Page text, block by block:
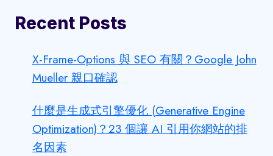
Recent Posts
X-Frame-Options 與 SEO 有關？Google John
Mueller 親口確認
什麼是生成式引擎優化 (Generative Engine
Optimization)？23 個讓 AI 引用你網站的排
名因素